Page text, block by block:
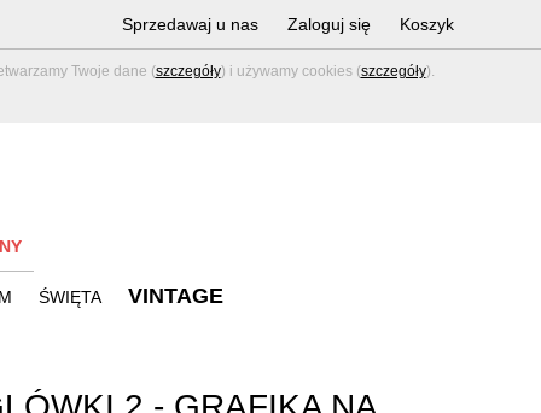
Twoje dane (szczegóły) i używamy cookies (szczegóły).
Sprzedawaj u nas Zaloguj się Koszyk
ŚWIĘTA VINTAGE